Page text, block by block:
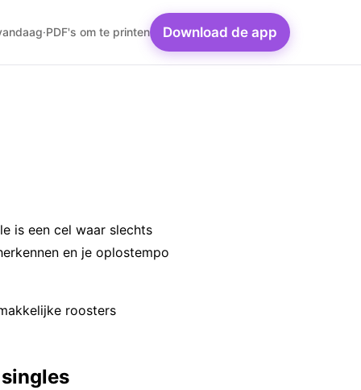
·PDF's om te printen Download de app
is een cel waar slechts
en je oplostempo
roosters